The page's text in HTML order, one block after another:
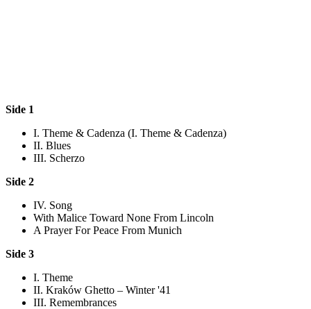
Side 1
I. Theme & Cadenza (I. Theme & Cadenza)
II. Blues
III. Scherzo
Side 2
IV. Song
With Malice Toward None From Lincoln
A Prayer For Peace From Munich
Side 3
I. Theme
II. Kraków Ghetto – Winter '41
III. Remembrances